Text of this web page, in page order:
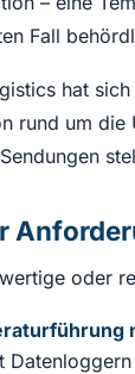
Fall
hat
rund um die
oder